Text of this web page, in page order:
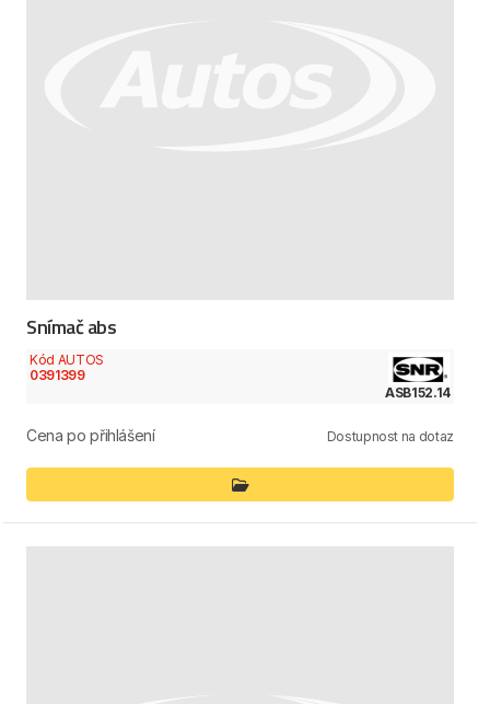
Snímač abs
Kód AUTOS
0391399
ASB152.14
Cena po přihlášení Dostupnost na dotaz